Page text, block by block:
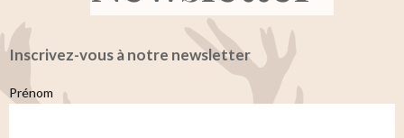
Inscrivez-vous à notre newsletter
Prénom